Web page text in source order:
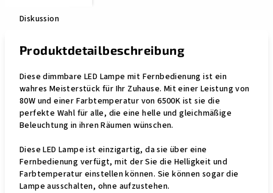
Diskussion
Produktdetailbeschreibung
Diese dimmbare LED Lampe mit Fernbedienung ist ein
wahres Meisterstück für Ihr Zuhause. Mit einer Leistung von
80W und einer Farbtemperatur von 6500K ist sie die
perfekte Wahl für alle, die eine helle und gleichmäßige
Beleuchtung in ihren Räumen wünschen.
Diese LED Lampe ist einzigartig, da sie über eine
Fernbedienung verfügt, mit der Sie die Helligkeit und
Farbtemperatur einstellen können. Sie können sogar die
Lampe ausschalten, ohne aufzustehen.